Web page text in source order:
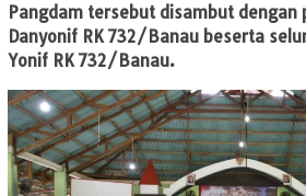
Pangdam tersebut disambut dengan
Danyonif RK 732/Banau beserta
Yonif RK 732/Banau.